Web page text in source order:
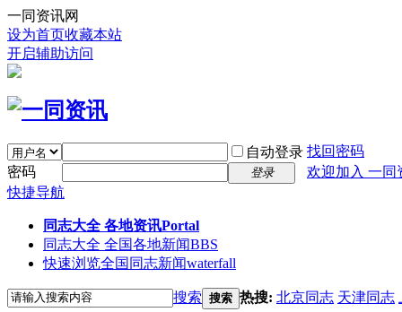
一同资讯网
设为首页收藏本站
开启辅助访问
自动登录 找回密码
密码
登录
欢迎加入 一同
快捷导航
同志大全 各地资讯Portal
同志大全 全国各地新闻BBS
快速浏览全国同志新闻waterfall
搜索 搜索 热搜: 北京同志 天津同志